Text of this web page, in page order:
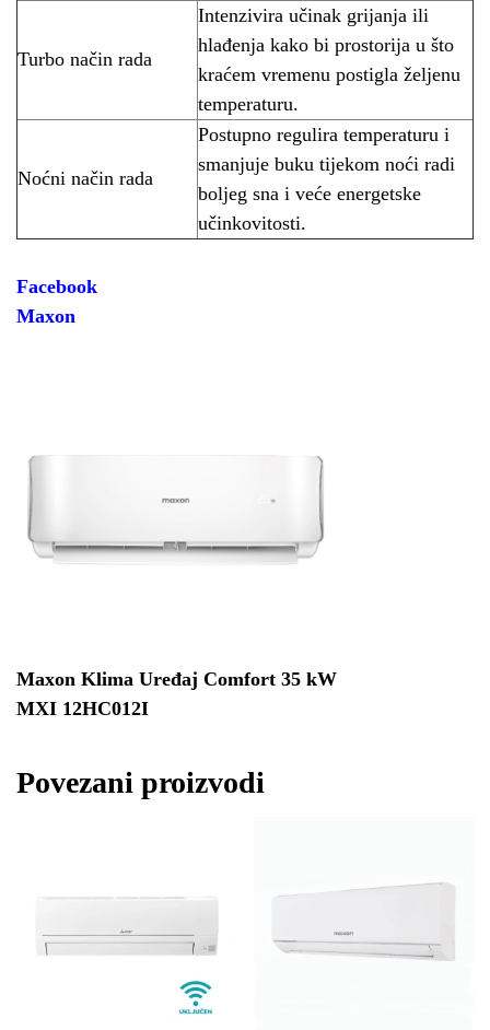
Turbo način rada
Intenzivira učinak grijanja ili
hlađenja kako bi prostorija u što
kraćem vremenu postigla željenu
temperaturu.
Noćni način rada
Postupno regulira temperaturu i
smanjuje buku tijekom noći radi
boljeg sna i veće energetske
učinkovitosti.
Facebook
Maxon
Maxon Klima Uređaj Comfort 35 kW
MXI 12HC012I
Povezani proizvodi